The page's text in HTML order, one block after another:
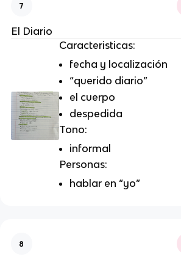
7
El Diario
Caracteristicas:
fecha y localización
“querido diario”
el cuerpo
despedida
Tono:
informal
Personas:
hablar en “yo”
8